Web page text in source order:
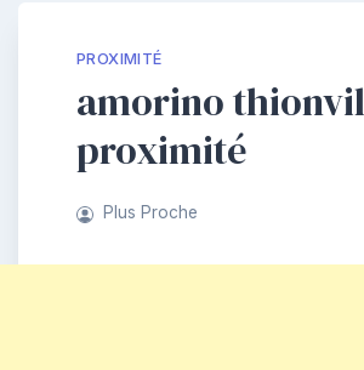
PROXIMITÉ
amorino
proximité
Plus Proche